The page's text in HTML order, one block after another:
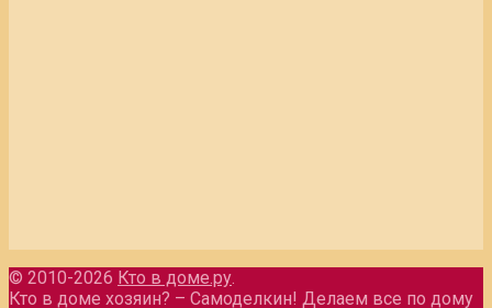
© 2010-2026 Кто в доме.ру.
Кто в доме хозяин? – Самоделкин! Делаем все по дому